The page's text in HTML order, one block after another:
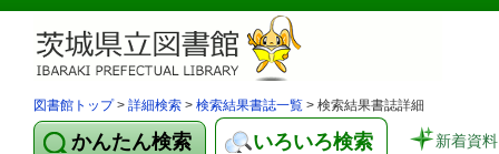
図書館トップ> 詳細検索 > 検索結果書誌一覧 > 検索結果書誌詳細
かんたん検索 いろいろ検索 新着資料